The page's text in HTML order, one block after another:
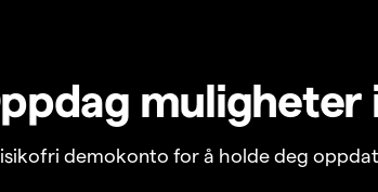
demokonto for å holde deg